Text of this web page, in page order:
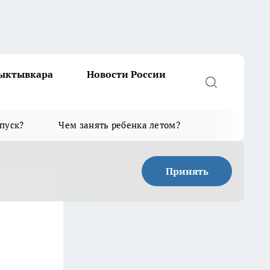
Новости России
Чем занять ребенка летом?
Принять